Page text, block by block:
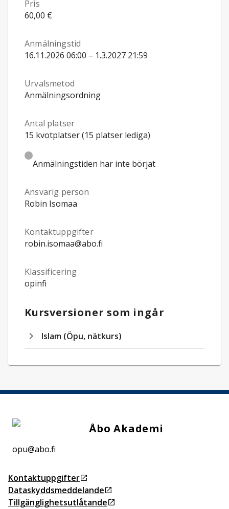
Pris
60,00 €
Anmälningstid
16.11.2026 06:00 – 1.3.2027 21:59
Urvalsmetod
Anmälningsordning
Antal platser
15 kvotplatser (15 platser lediga)
Anmälningstiden har inte börjat
Ansvarig person
Robin Isomaa
Kontaktuppgifter
robin.isomaa@abo.fi
Klassificering
opinfi
Kursversioner som ingår
Islam (Öpu, nätkurs)
Åbo Akademi
opu@abo.fi
Kontaktuppgifter
Öppnas i ny flik
Dataskyddsmeddelande
Öppnas i ny flik
Tillgänglighetsutlåtande